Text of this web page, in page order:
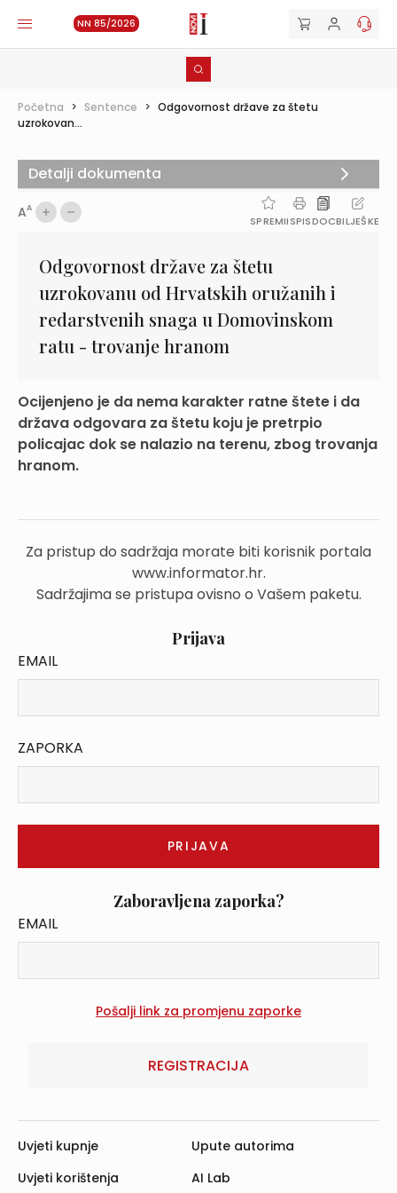
NN 85/2026
Početna > Sentence > Odgovornost države za štetu
uzrokovan...
AA
SPREMIISPISDOCBILJEŠKE
Odgovornost države za štetu
uzrokovanu od Hrvatskih oružanih i
redarstvenih snaga u Domovinskom
ratu - trovanje hranom
Ocijenjeno je da nema karakter ratne štete i da
država odgovara za štetu koju je pretrpio
policajac dok se nalazio na terenu, zbog trovanja
hranom.
Za pristup do sadržaja morate biti korisnik portala
www.informator.hr.
Sadržajima se pristupa ovisno o Vašem paketu.
Prijava
EMAIL
ZAPORKA
Zaboravljena zaporka?
EMAIL
REGISTRACIJA
Detalji dokumenta
Uvjeti kupnje
Uvjeti korištenja
Upute autorima
AI Lab